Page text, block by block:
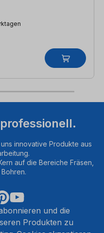
innovative Produkte aus
auf die Bereiche Fräsen,
und die
Produkten zu